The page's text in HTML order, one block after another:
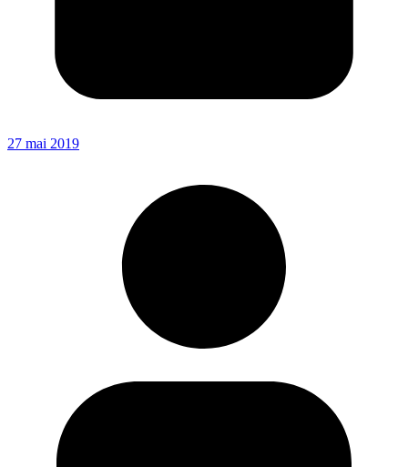
27 mai 2019